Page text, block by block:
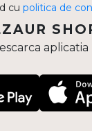
cu politica de
aplicatia